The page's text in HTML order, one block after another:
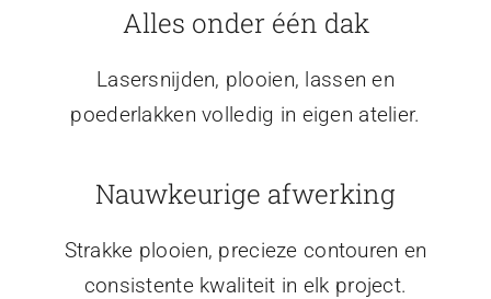
Alles onder één dak
Lasersnijden, plooien, lassen en
poederlakken volledig in eigen atelier.
Nauwkeurige afwerking
Strakke plooien, precieze contouren en
consistente kwaliteit in elk project.